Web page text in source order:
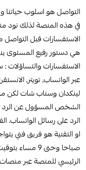
التواصل هو اسلوب حياتنا
في هذه المنصة لذلك نود
الاستفسارات قبل التواصل
هي دستور رفيع المستوى
الاستفسارات والتساؤلات
عبر الواتساب, تويتر,
لينكدان وسناب شات لكن
الشخص المسؤول عن الرد
الرد على رسائل الواتساب.
صباحا وحتى 9
الرئيسي للمنصة عبر